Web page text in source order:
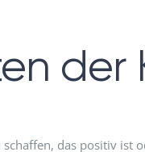
der
das positiv ist